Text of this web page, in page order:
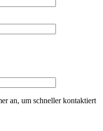
an, um schneller kontaktiert